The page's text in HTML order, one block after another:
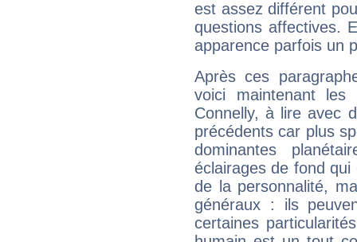
est assez différent
questions affectives.
apparence parfois un
Après ces
voici maintenant les
Connelly, à lire avec
précédents car plus
dominantes
éclairages de fond
de la personnalité,
généraux : ils
certaines